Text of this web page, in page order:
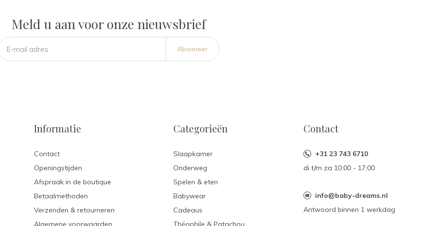
Meld u aan voor onze nieuwsbrief
Abonneer
Informatie
Contact
Openingstijden
Afspraak in de boutique
Betaalmethoden
Verzenden & retourneren
Algemene voorwaarden
Categorieën
Slaapkamer
Onderweg
Spelen & eten
Babywear
Cadeaus
Théophile & Patachou
Contact
+31 23 743 6710
di t/m za 10:00 - 17:00
info@baby-dreams.nl
Antwoord binnen 1 werkdag